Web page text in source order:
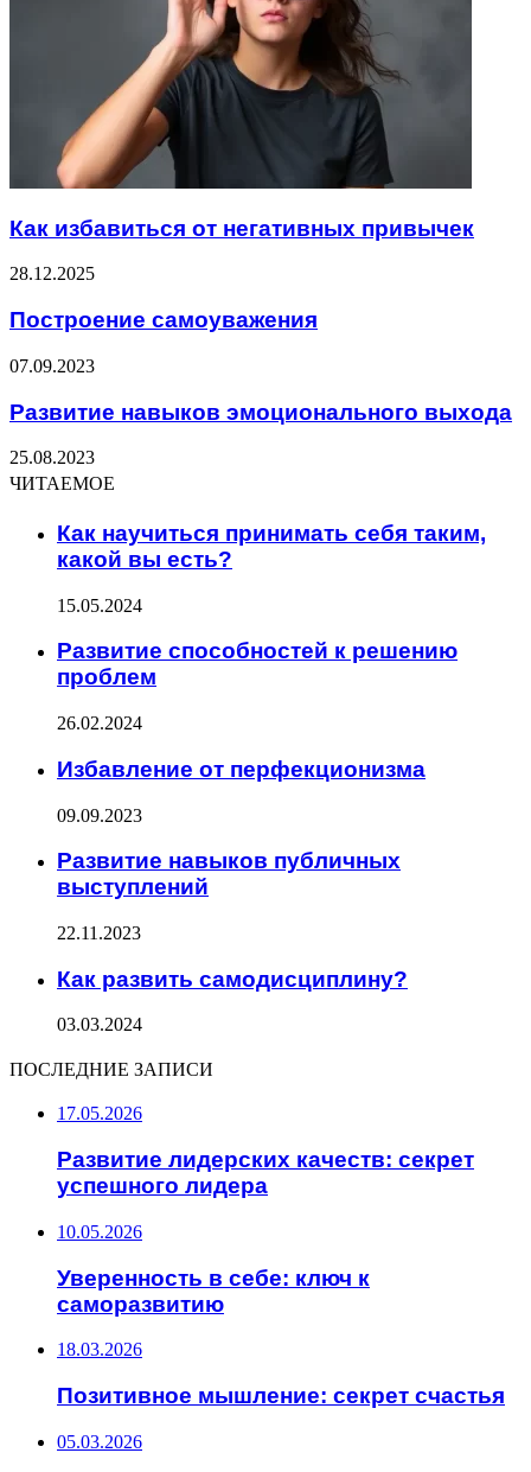
Как избавиться от негативных привычек
28.12.2025
Построение самоуважения
07.09.2023
Развитие навыков эмоционального выхода
25.08.2023
ЧИТАЕМОЕ
Как научиться принимать себя таким,
какой вы есть?
15.05.2024
Развитие способностей к решению
проблем
26.02.2024
Избавление от перфекционизма
09.09.2023
Развитие навыков публичных
выступлений
22.11.2023
Как развить самодисциплину?
03.03.2024
ПОСЛЕДНИЕ ЗАПИСИ
17.05.2026
Развитие лидерских качеств: секрет
успешного лидера
10.05.2026
Уверенность в себе: ключ к
саморазвитию
18.03.2026
Позитивное мышление: секрет счастья
05.03.2026